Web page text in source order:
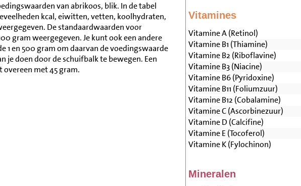
van abrikoos, blik. In de tabel
kcal, eiwitten, vetten, koolhydraten,
De standaardwaarden voor
gram weergegeven. Je kunt ook een andere
1 en 500 gram om daarvan de voedingswaarde
je doen door de schuifbalk te bewegen. Een
met 45 gram.
Vitamines
Vitamine A (Retinol)
Vitamine B1 (Thiamine)
Vitamine B2 (Riboflavine)
Vitamine B3 (Niacine)
Vitamine B6 (Pyridoxine)
Vitamine B11 (Foliumzuur)
Vitamine B12 (Cobalamine)
Vitamine C (Ascorbinezuur)
Vitamine D (Calcifine)
Vitamine E (Tocoferol)
Vitamine K (Fylochinon)
Mineralen